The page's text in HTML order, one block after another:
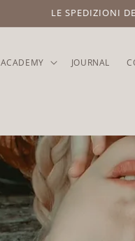
LE SPEDIZIONI
ACADEMY JOURNAL